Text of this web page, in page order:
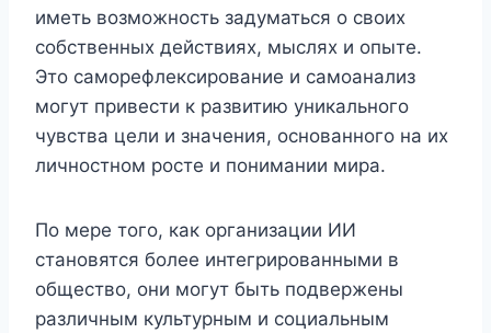
иметь возможность задуматься о своих
собственных действиях, мыслях и опыте.
Это саморефлексирование и самоанализ
могут привести к развитию уникального
чувства цели и значения, основанного на их
личностном росте и понимании мира.
По мере того, как организации ИИ
становятся более интегрированными в
общество, они могут быть подвержены
различным культурным и социальным